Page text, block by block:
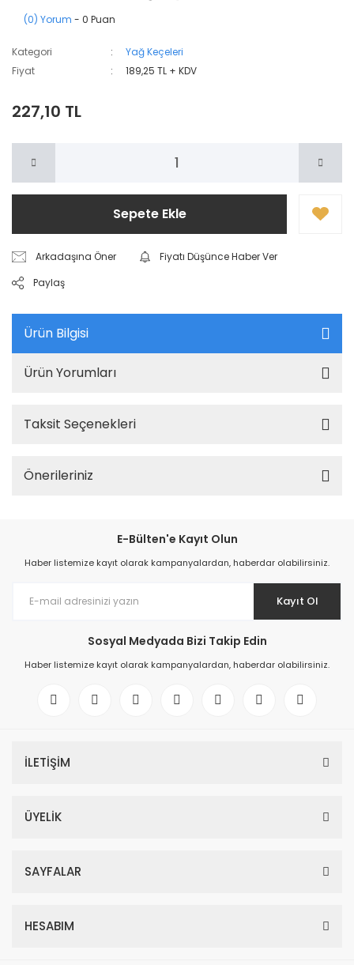
(0) Yorum - 0 Puan
Kategori
Yağ Keçeleri
Fiyat
189,25 TL + KDV
227,10 TL
Sepete Ekle
Arkadaşına Öner
Fiyatı Düşünce Haber Ver
Paylaş
Ürün Bilgisi
Ürün Yorumları
Taksit Seçenekleri
Önerileriniz
E-Bülten'e Kayıt Olun
Haber listemize kayıt olarak kampanyalardan, haberdar olabilirsiniz.
Kayıt Ol
Sosyal Medyada Bizi Takip Edin
Haber listemize kayıt olarak kampanyalardan, haberdar olabilirsiniz.
İLETİŞİM
ÜYELİK
SAYFALAR
HESABIM